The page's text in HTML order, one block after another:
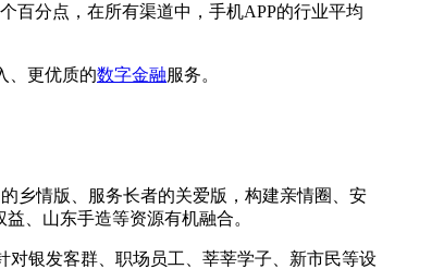
百分点，在所有渠道中，手机APP的行业平均
、更优质的数字金融服务。
乡情版、服务长者的关爱版，构建亲情圈、安
、山东手造等资源有机融合。
对银发客群、职场员工、莘莘学子、新市民等设